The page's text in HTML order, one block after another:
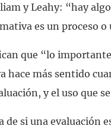
y Leahy: “hay
es un proceso o
que “lo
más sentido
y el uso que
de si una evaluación